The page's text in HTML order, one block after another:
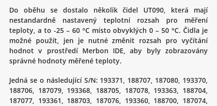
Do oběhu se dostalo několik čidel UT090, která mají
nestandardně nastavený teplotní rozsah pro měření
teploty, a to -25 – 60 °C místo obvyklých 0 – 50 °C. Čidla je
možné použít, jen je nutné změnit rozsah pro vyčítání
hodnot v prostředí Merbon IDE, aby byly zobrazovány
správné hodnoty měřené teploty.
Jedná se o následující S/N: 193371, 188707, 187080, 193370,
188706, 187079, 193368, 188705, 187078, 193363, 188704,
187077, 193361, 188703, 187076, 193360, 188700, 187074,